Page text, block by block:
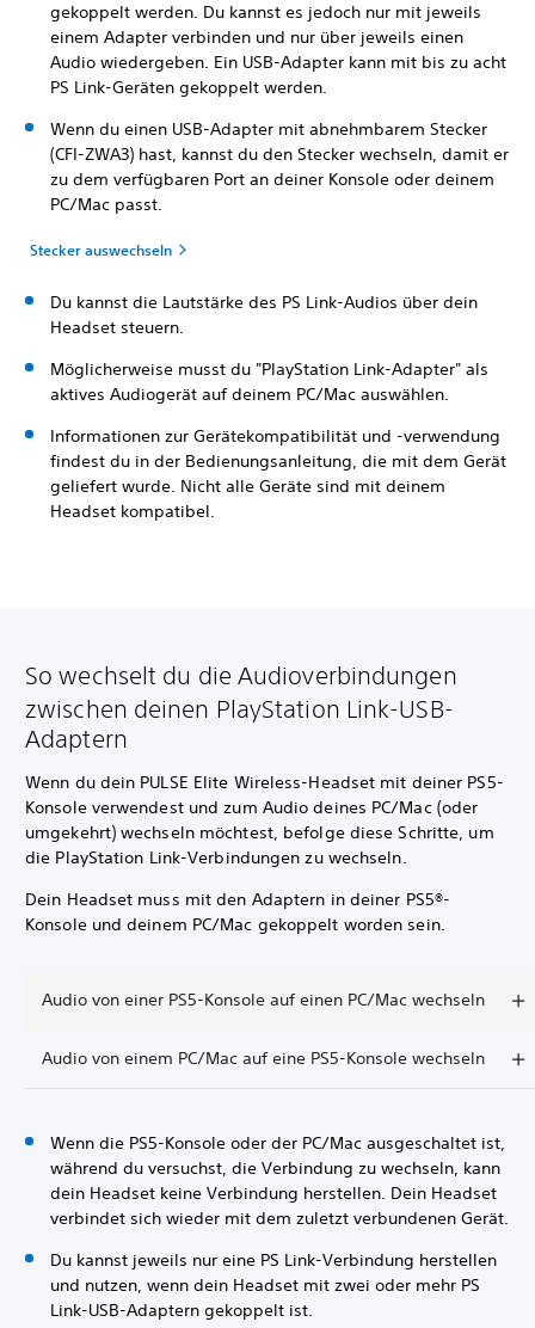
gekoppelt werden. Du kannst es jedoch nur mit jeweils
einem Adapter verbinden und nur über jeweils einen
Audio wiedergeben. Ein USB-Adapter kann mit bis zu acht
PS Link-Geräten gekoppelt werden.
Wenn du einen USB-Adapter mit abnehmbarem Stecker
(CFI-ZWA3) hast, kannst du den Stecker wechseln, damit er
zu dem verfügbaren Port an deiner Konsole oder deinem
PC/Mac passt.
Stecker auswechseln
Du kannst die Lautstärke des PS Link-Audios über dein
Headset steuern.
Möglicherweise musst du "PlayStation Link-Adapter" als
aktives Audiogerät auf deinem PC/Mac auswählen.
Informationen zur Gerätekompatibilität und -verwendung
findest du in der Bedienungsanleitung, die mit dem Gerät
geliefert wurde. Nicht alle Geräte sind mit deinem
Headset kompatibel.
So wechselt du die Audioverbindungen
zwischen deinen PlayStation Link-USB-
Adaptern
Wenn du dein PULSE Elite Wireless-Headset mit deiner PS5-
Konsole verwendest und zum Audio deines PC/Mac (oder
umgekehrt) wechseln möchtest, befolge diese Schritte, um
die PlayStation Link-Verbindungen zu wechseln.
Dein Headset muss mit den Adaptern in deiner PS5®-
Konsole und deinem PC/Mac gekoppelt worden sein.
Audio von einer PS5-Konsole auf einen PC/Mac wechseln
Audio von einem PC/Mac auf eine PS5-Konsole wechseln
Wenn die PS5-Konsole oder der PC/Mac ausgeschaltet ist,
während du versuchst, die Verbindung zu wechseln, kann
dein Headset keine Verbindung herstellen. Dein Headset
verbindet sich wieder mit dem zuletzt verbundenen Gerät.
Du kannst jeweils nur eine PS Link-Verbindung herstellen
und nutzen, wenn dein Headset mit zwei oder mehr PS
Link-USB-Adaptern gekoppelt ist.